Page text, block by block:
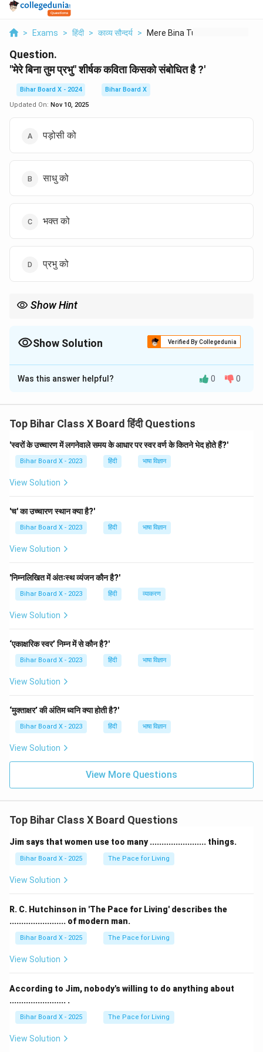
> Exams > हिंदी > काव्य सौन्दर्य > Mere Bina Tum Prabhu...
Question.
"मेरे बिना तुम प्रभु" शीर्षक कविता किसको संबोधित है ?'
Bihar Board X - 2024
Bihar Board X
Updated On: Nov 10, 2025
पड़ोसी को
साधु को
भक्त को
प्रभु को
Show Hint
Show Solution Verified By Collegedunia
The Correct Option isC
Solution and Explanation
भक्त की भक्ति और प्रभु के प्रति उसका समर्पण दर्शाया गया है।
Download Solution in PDF
Was this answer helpful? 0 0
Top Bihar Class X Board हिंदी Questions
'स्वरों के उच्चारण में लगनेवाले समय के आधार पर स्वर वर्ण के कितने भेद होते हैं?'
Bihar Board X - 2023 हिंदी भाषा विज्ञान
View Solution
'च' का उच्चारण स्थान क्या है?'
Bihar Board X - 2023 हिंदी भाषा विज्ञान
View Solution
'निम्नलिखित में अंतःस्थ व्यंजन कौन है?'
Bihar Board X - 2023 हिंदी व्याकरण
View Solution
‘एकाक्षरिक स्वर’ निम्न में से कौन है?'
Bihar Board X - 2023 हिंदी भाषा विज्ञान
View Solution
‘मुक्ताक्षर’ की अंतिम ध्वनि क्या होती है?'
Bihar Board X - 2023 हिंदी भाषा विज्ञान
View Solution
View More Questions
Top Bihar Class X Board Questions
Jim says that women use too many ........................ things.
Bihar Board X - 2025 The Pace for Living
View Solution
R. C. Hutchinson in 'The Pace for Living' describes the
........................ of modern man.
Bihar Board X - 2025 The Pace for Living
View Solution
According to Jim, nobody's willing to do anything about
........................ .
Bihar Board X - 2025 The Pace for Living
View Solution